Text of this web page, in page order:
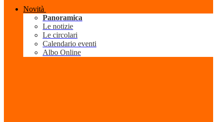
Novità
Panoramica
Le notizie
Le circolari
Calendario eventi
Albo Online